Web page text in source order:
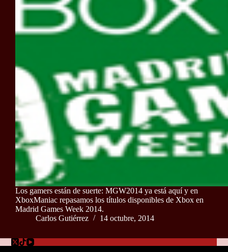
Los gamers están de suerte: MGW2014 ya está aquí y en
XboxManiac repasamos los títulos disponibles de Xbox en
Madrid Games Week 2014.
Carlos Gutiérrez
14 octubre, 2014